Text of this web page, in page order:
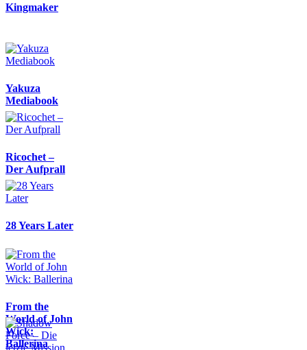
Kingmaker
Yakuza
Mediabook
Ricochet –
Der Aufprall
28 Years Later
From the
World of John
Wick:
Ballerina